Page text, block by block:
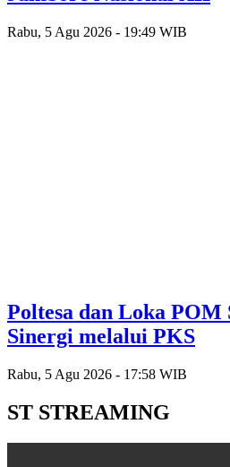
Rabu, 5 Agu 2026 - 19:49 WIB
Poltesa dan Loka POM
Sinergi melalui PKS
Rabu, 5 Agu 2026 - 17:58 WIB
ST STREAMING